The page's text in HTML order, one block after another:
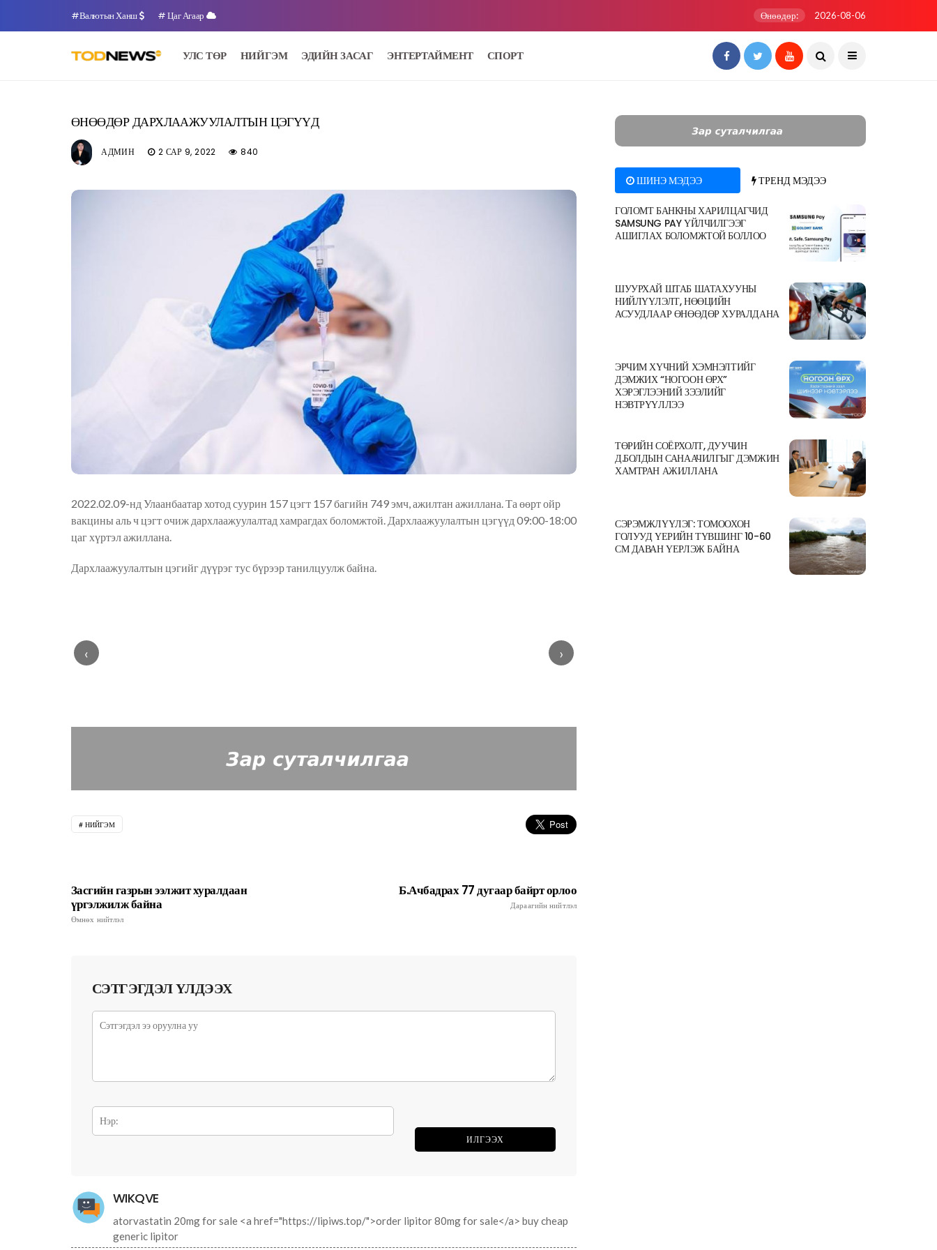
#Валютын Ханш # Цаг Агаар Өнөөдөр: 2026-08-06
УЛС ТӨР НИЙГЭМ ЭДИЙН ЗАСАГ ЭНТЕРТАЙМЕНТ СПОРТ
ӨНӨӨДӨР ДАРХЛААЖУУЛАЛТЫН ЦЭГҮҮД
АДМИН 2 САР 9, 2022 840
2022.02.09-нд Улаанбаатар хотод суурин 157 цэгт 157 багийн 749 эмч, ажилтан ажиллана. Та өөрт ойр
вакцины аль ч цэгт очиж дархлаажуулалтад хамрагдах боломжтой. Дархлаажуулалтын цэгүүд 09:00-18:00
цаг хүртэл ажиллана.
Дархлаажуулалтын цэгийг дүүрэг тус бүрээр танилцуулж байна.
‹ ›
НИЙГЭМ
Засгийн газрын ээлжит хуралдаан
үргэлжилж байна
Өмнөх нийтлэл
Б.Ачбадрах 77 дугаар байрт орлоо
Дараагийн нийтлэл
СЭТГЭГДЭЛ ҮЛДЭЭХ
WIKQVE
atorvastatin 20mg for sale <a href="https://lipiws.top/">order lipitor 80mg for sale</a> buy cheap
generic lipitor
ШИНЭ МЭДЭЭ ТРЕНД МЭДЭЭ
ГОЛОМТ БАНКНЫ ХАРИЛЦАГЧИД
SAMSUNG PAY ҮЙЛЧИЛГЭЭГ
АШИГЛАХ БОЛОМЖТОЙ БОЛЛОО
ШУУРХАЙ ШТАБ ШАТАХУУНЫ
НИЙЛҮҮЛЭЛТ, НӨӨЦИЙН
АСУУДЛААР ӨНӨӨДӨР ХУРАЛДАНА
ЭРЧИМ ХҮЧНИЙ ХЭМНЭЛТИЙГ
ДЭМЖИХ “НОГООН ӨРХ”
ХЭРЭГЛЭЭНИЙ ЗЭЭЛИЙГ
НЭВТРҮҮЛЛЭЭ
ТӨРИЙН СОЁРХОЛТ, ДУУЧИН
Д.БОЛДЫН САНААЧИЛГЫГ ДЭМЖИН
ХАМТРАН АЖИЛЛАНА
СЭРЭМЖЛҮҮЛЭГ: ТОМООХОН
ГОЛУУД ҮЕРИЙН ТҮВШИНГ 10-60
СМ ДАВАН ҮЕРЛЭЖ БАЙНА